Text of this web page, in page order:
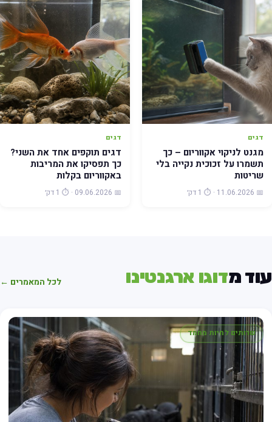
דגים
מגנט לניקוי אקווריום – כך
תשמרו על זכוכית נקייה בלי
שריטות
📅 11.06.2026 · ⏱️ 1 דק׳
דגים
דגים תוקפים אחד את השני?
כך תפסיקו את המריבות
באקווריום בקלות
📅 09.06.2026 · ⏱️ 1 דק׳
מדוגו ארגנטינו לכל המאמרים ←
שרותים לחיות מחמד